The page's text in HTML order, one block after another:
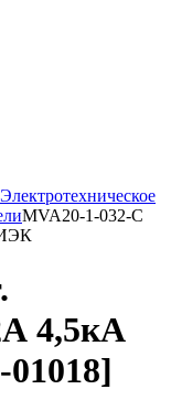
Электротехническое
MVA20-1-032-C
4,5кА